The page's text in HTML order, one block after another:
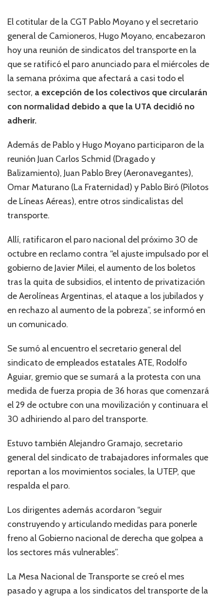
El cotitular de la CGT Pablo Moyano y el secretario
general de Camioneros, Hugo Moyano, encabezaron
hoy una reunión de sindicatos del transporte en la
que se ratificó el paro anunciado para el miércoles de
la semana próxima que afectará a casi todo el
sector, a excepción de los colectivos que circularán
con normalidad debido a que la UTA decidió no
adherir.
Además de Pablo y Hugo Moyano participaron de la
reunión Juan Carlos Schmid (Dragado y
Balizamiento), Juan Pablo Brey (Aeronavegantes),
Omar Maturano (La Fraternidad) y Pablo Biró (Pilotos
de Líneas Aéreas), entre otros sindicalistas del
transporte.
Allí, ratificaron el paro nacional del próximo 30 de
octubre en reclamo contra “el ajuste impulsado por el
gobierno de Javier Milei, el aumento de los boletos
tras la quita de subsidios, el intento de privatización
de Aerolíneas Argentinas, el ataque a los jubilados y
en rechazo al aumento de la pobreza”, se informó en
un comunicado.
Se sumó al encuentro el secretario general del
sindicato de empleados estatales ATE, Rodolfo
Aguiar, gremio que se sumará a la protesta con una
medida de fuerza propia de 36 horas que comenzará
el 29 de octubre con una movilización y continuara el
30 adhiriendo al paro del transporte.
Estuvo también Alejandro Gramajo, secretario
general del sindicato de trabajadores informales que
reportan a los movimientos sociales, la UTEP, que
respalda el paro.
Los dirigentes además acordaron “seguir
construyendo y articulando medidas para ponerle
freno al Gobierno nacional de derecha que golpea a
los sectores más vulnerables”.
La Mesa Nacional de Transporte se creó el mes
pasado y agrupa a los sindicatos del transporte de la